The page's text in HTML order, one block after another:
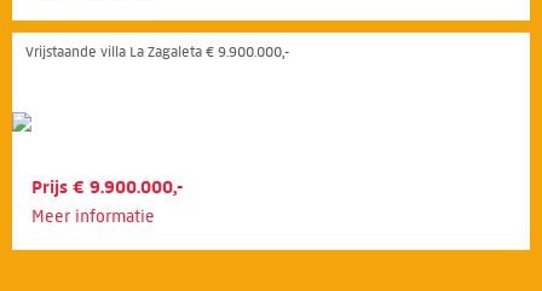
Vrijstaande villa La Zagaleta € 9.900.000,-
Prijs € 9.900.000,-
Meer informatie